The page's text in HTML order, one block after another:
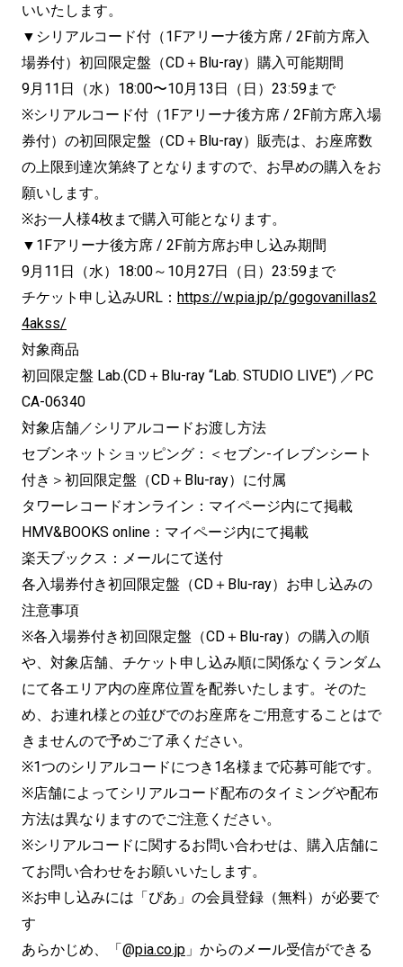
いいたします。
▼シリアルコード付（1Fアリーナ後方席 / 2F前方席入
場券付）初回限定盤（CD＋Blu-ray）購入可能期間
9月11日（水）18:00〜10月13日（日）23:59まで
※シリアルコード付（1Fアリーナ後方席 / 2F前方席入場
券付）の初回限定盤（CD＋Blu-ray）販売は、お座席数
の上限到達次第終了となりますので、お早めの購入をお
願いします。
※お一人様4枚まで購入可能となります。
▼1Fアリーナ後方席 / 2F前方席お申し込み期間
9月11日（水）18:00～10月27日（日）23:59まで
チケット申し込みURL： https://w.pia.jp/p/gogovanillas2
4akss/
対象商品
初回限定盤 Lab.(CD＋Blu-ray “Lab. STUDIO LIVE”) ／PC
CA-06340
対象店舗／シリアルコードお渡し方法
セブンネットショッピング：＜セブン-イレブンシート
付き＞初回限定盤（CD＋Blu-ray）に付属
タワーレコードオンライン：マイページ内にて掲載
HMV&BOOKS online：マイページ内にて掲載
楽天ブックス：メールにて送付
各入場券付き初回限定盤（CD＋Blu-ray）お申し込みの
注意事項
※各入場券付き初回限定盤（CD＋Blu-ray）の購入の順
や、対象店舗、チケット申し込み順に関係なくランダム
にて各エリア内の座席位置を配券いたします。そのた
め、お連れ様との並びでのお座席をご用意することはで
きませんので予めご了承ください。
※1つのシリアルコードにつき1名様まで応募可能です。
※店舗によってシリアルコード配布のタイミングや配布
方法は異なりますのでご注意ください。
※シリアルコードに関するお問い合わせは、購入店舗に
てお問い合わせをお願いいたします。
※お申し込みには「ぴあ」の会員登録（無料）が必要で
す
あらかじめ、「@pia.co.jp 」からのメール受信ができる